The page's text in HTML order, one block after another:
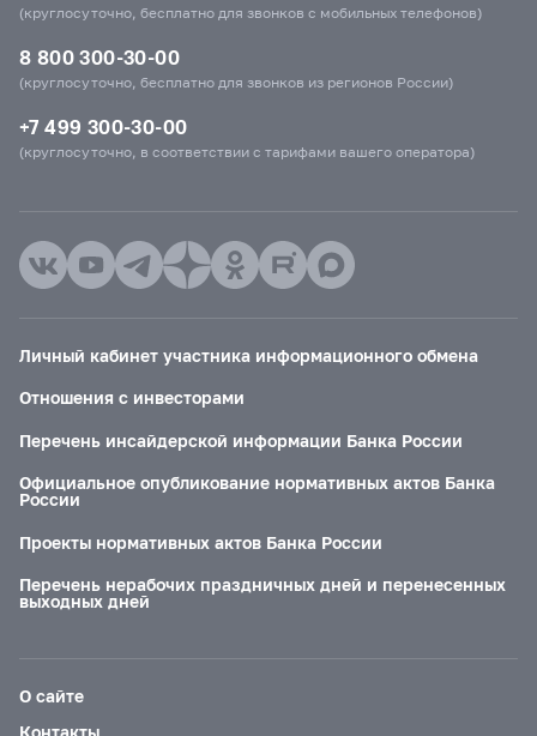
(круглосуточно, бесплатно для звонков с мобильных телефонов)
8 800 300-30-00
(круглосуточно, бесплатно для звонков из регионов России)
+7 499 300-30-00
(круглосуточно, в соответствии с тарифами вашего оператора)
Личный кабинет участника информационного обмена
Отношения с инвесторами
Перечень инсайдерской информации Банка России
Официальное опубликование нормативных актов Банка
России
Проекты нормативных актов Банка России
Перечень нерабочих праздничных дней и перенесенных
выходных дней
О сайте
Контакты